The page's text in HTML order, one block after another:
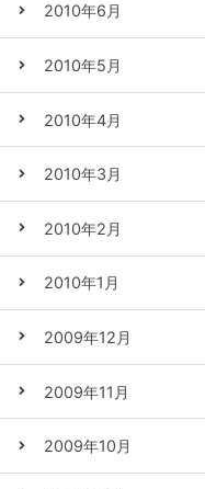
2010年6月
2010年5月
2010年4月
2010年3月
2010年2月
2010年1月
2009年12月
2009年11月
2009年10月